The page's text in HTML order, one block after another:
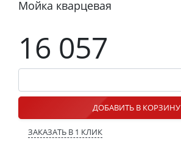
Мойка кварцевая
16 057
ДОБАВИТЬ В КОРЗИНУ
ЗАКАЗАТЬ В 1 КЛИК